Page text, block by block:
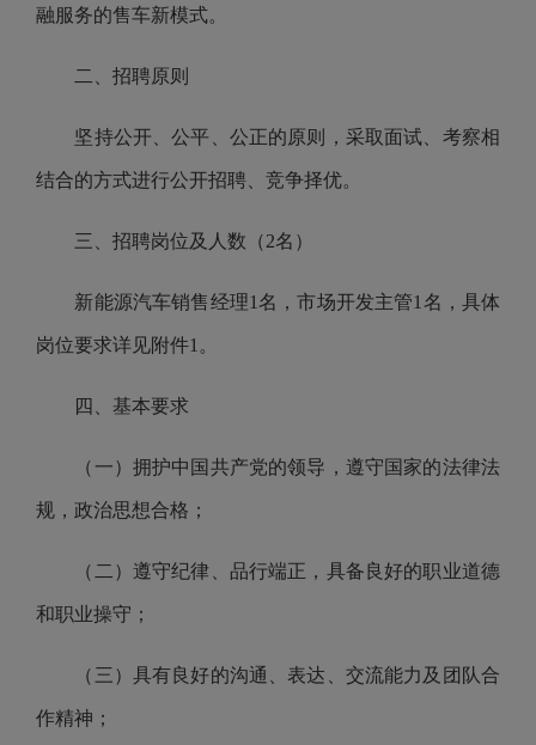
融服务的售车新模式。
二、招聘原则
坚持公开、公平、公正的原则，采取面试、考察相
结合的方式进行公开招聘、竞争择优。
三、招聘岗位及人数（2名）
新能源汽车销售经理1名，市场开发主管1名， 具体
岗位要求详见附件1。
四、基本要求
（一）拥护中国共产党的领导，遵守国家的法律法
规 ，政治思想合格；
（二）遵守纪律、品行端正，具备良好的职业道德
和职业操守；
（三）具有良好的沟通、表达、交流能力及团队合
作精神；